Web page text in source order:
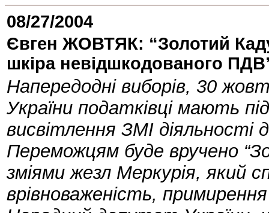
08/27/2004
Євген ЖОВТЯК: “Золотий
шкіра невідшкодованого
Напередодні виборів, 30
України податківці мають
висвітлення ЗМІ діяльності
Переможцям буде вручено
зміями жезл Меркурія, який
врівноваженість,